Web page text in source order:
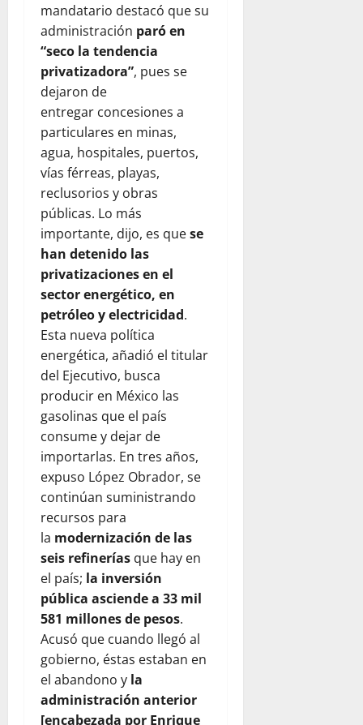
mandatario destacó que su
administración paró en
“seco la tendencia
privatizadora”, pues se
dejaron de
entregar concesiones a
particulares en minas,
agua, hospitales, puertos,
vías férreas, playas,
reclusorios y obras
públicas. Lo más
importante, dijo, es quese
han detenido las
privatizaciones en el
sector energético, en
petróleo y electricidad.
Esta nueva política
energética, añadió el titular
del Ejecutivo, busca
producir en México las
gasolinas que el país
consume y dejar de
importarlas. En tres años,
expuso López Obrador, se
continúan suministrando
recursos para
la modernización de las
seis refinerías que hay en
el país; la inversión
pública asciende a 33 mil
581 millones de pesos.
Acusó que cuando llegó al
gobierno, éstas estaban en
el abandono y la
administración anterior
[encabezada por Enrique